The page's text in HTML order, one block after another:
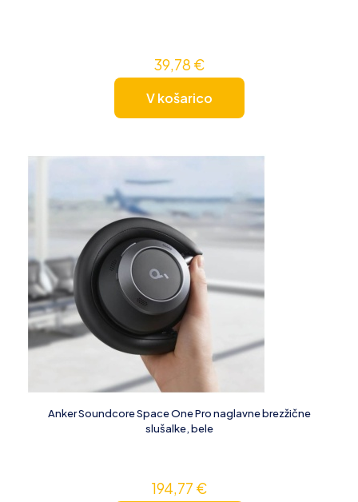
39,78 €
V košarico
Anker Soundcore Space One Pro naglavne brezžične
slušalke, bele
194,77 €